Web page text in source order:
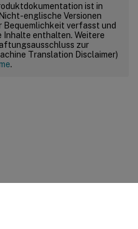
ist in
englische Versionen
Bequemlichkeit verfasst und
Inhalte enthalten. Weitere
zur
Translation Disclaimer)
.